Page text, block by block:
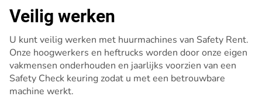
Veilig werken
U kunt veilig werken met huurmachines van Safety Rent.
Onze hoogwerkers en heftrucks worden door onze eigen
vakmensen onderhouden en jaarlijks voorzien van een
Safety Check keuring zodat u met een betrouwbare
machine werkt.